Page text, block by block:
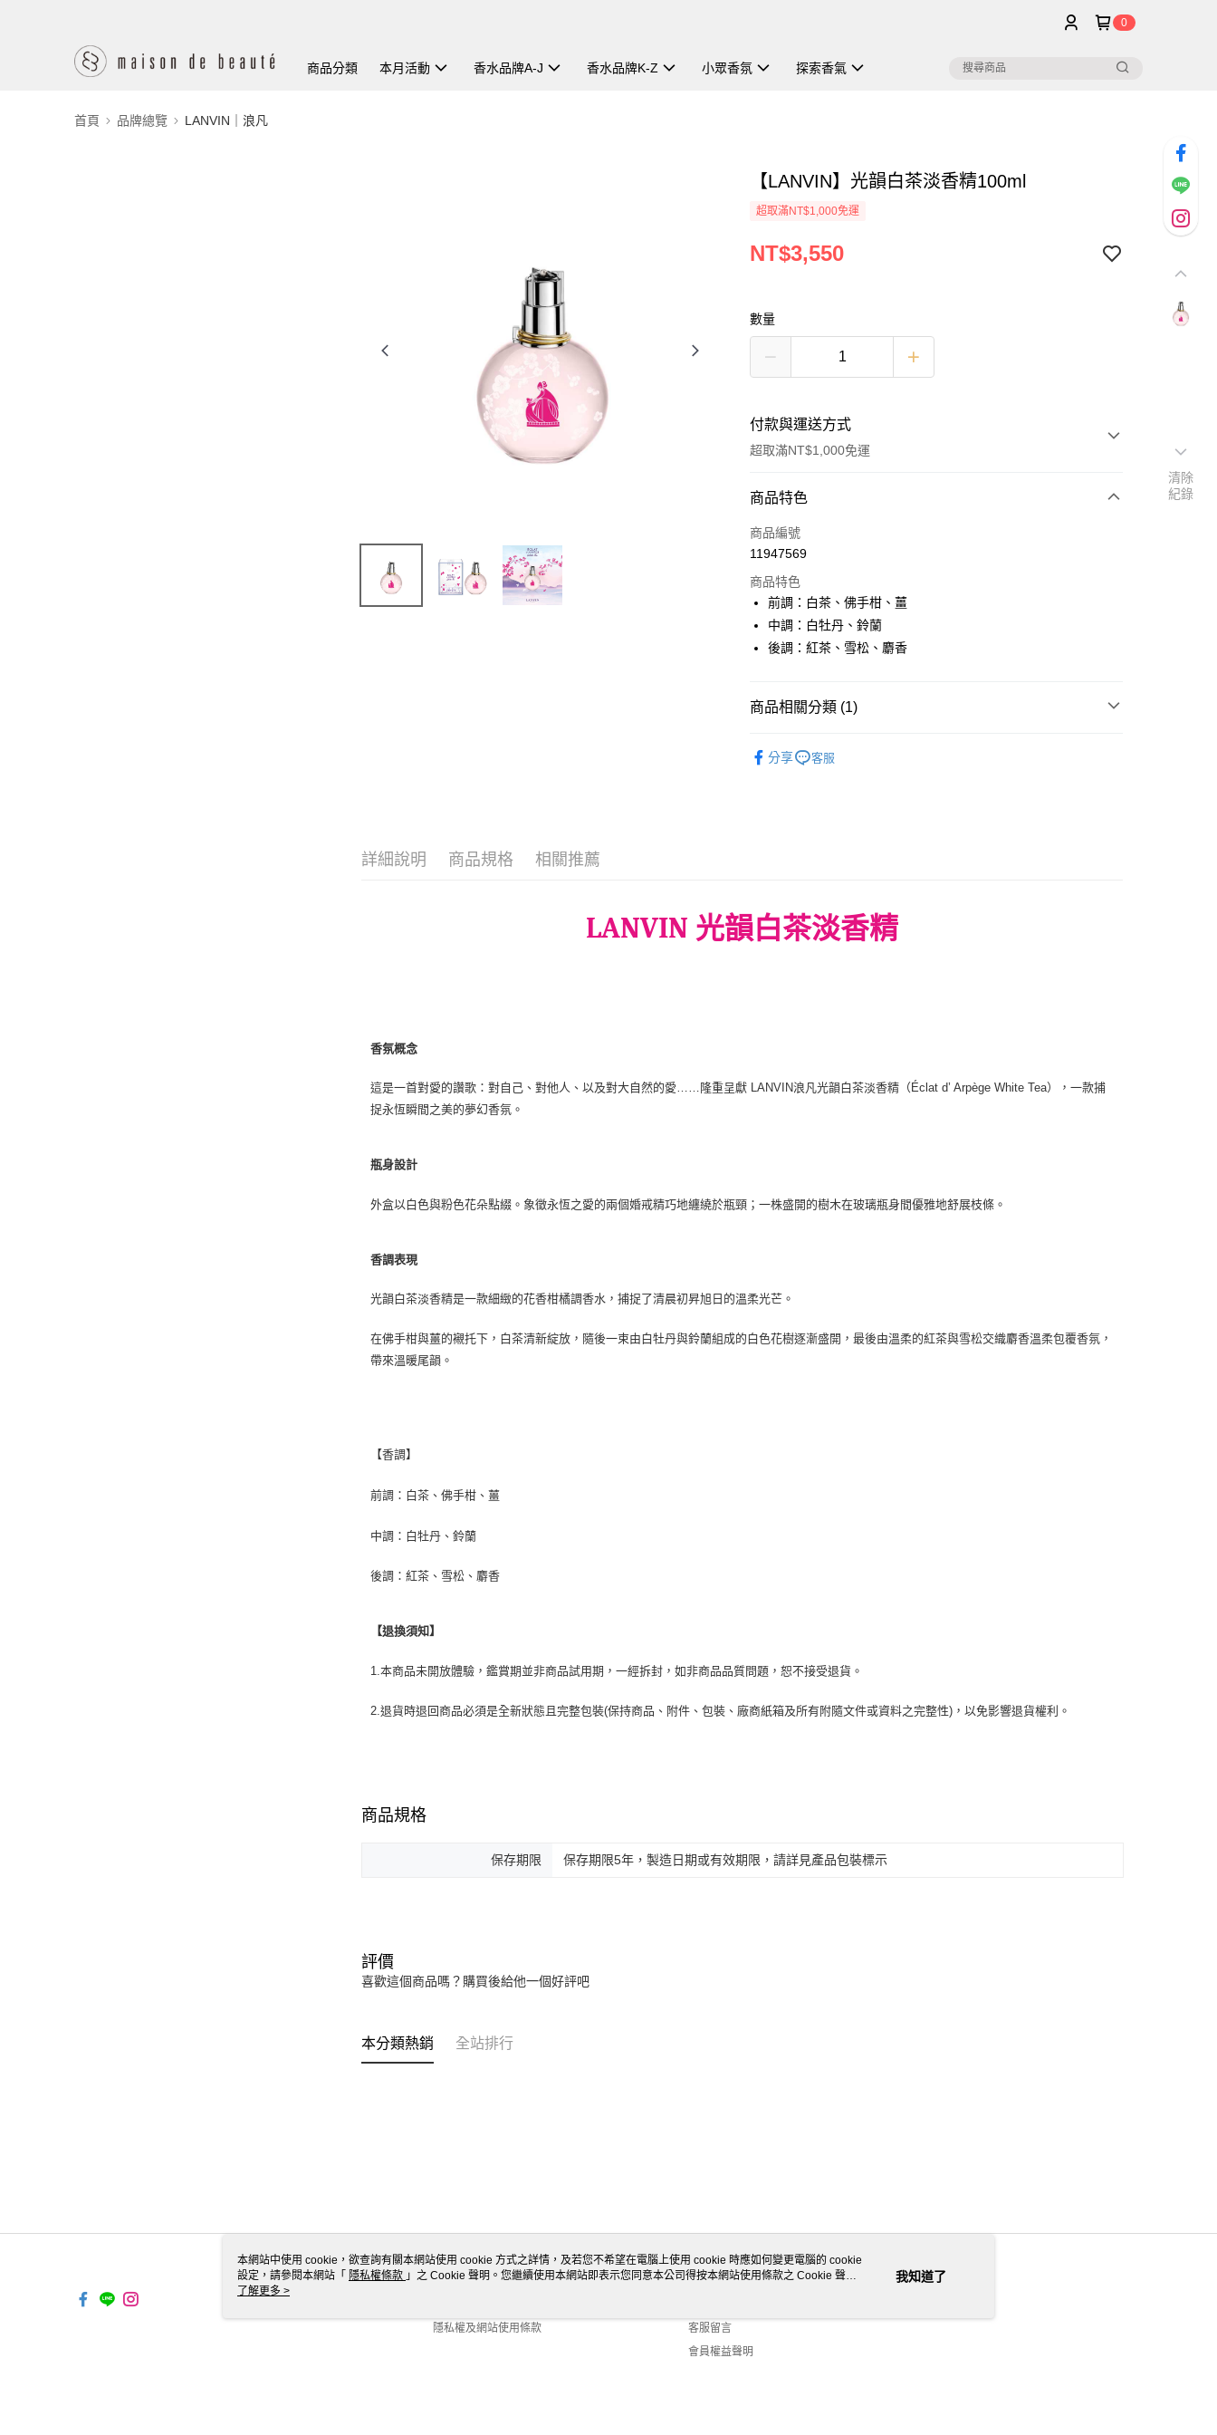
0
商品分類 本月活動 香水品牌A-J 香水品牌K-Z 小眾香氛 探索香氣
首頁 品牌總覽 LANVIN｜浪凡
【LANVIN】光韻白茶淡香精100ml
超取滿NT$1,000免運
NT$3,550
數量
付款與運送方式
超取滿NT$1,000免運
付款方式
信用卡一次付款
運送方式
付款後全家取貨
付款後萊爾富取貨
商品特色
商品編號
11947569
商品特色
前調：白茶、佛手柑、薑
中調：白牡丹、鈴蘭
後調：紅茶、雪松、麝香
商品相關分類 (1)
分享
客服
詳細說明 商品規格 相關推薦
LANVIN 光韻白茶淡香精
香氛概念
這是一首對愛的讚歌：對自己、對他人、以及對大自然的愛……隆重呈獻 LANVIN浪凡光韻白茶淡香精（Éclat d’ Arpège White Tea），一款捕
捉永恆瞬間之美的夢幻香氛。
瓶身設計
外盒以白色與粉色花朵點綴。象徵永恆之愛的兩個婚戒精巧地纏繞於瓶頸；一株盛開的樹木在玻璃瓶身間優雅地舒展枝條。
香調表現
光韻白茶淡香精是一款細緻的花香柑橘調香水，捕捉了清晨初昇旭日的溫柔光芒。
在佛手柑與薑的襯托下，白茶清新綻放，隨後一束由白牡丹與鈴蘭組成的白色花樹逐漸盛開，最後由溫柔的紅茶與雪松交織麝香溫柔包覆香氛，
帶來溫暖尾韻。
【香調】
前調：白茶、佛手柑、薑
中調：白牡丹、鈴蘭
後調：紅茶、雪松、麝香
【退換須知】
1.本商品未開放體驗，鑑賞期並非商品試用期，一經拆封，如非商品品質問題，恕不接受退貨。
2.退貨時退回商品必須是全新狀態且完整包裝(保持商品、附件、包裝、廠商紙箱及所有附隨文件或資料之完整性)，以免影響退貨權利。
商品規格
保存期限 保存期限5年，製造日期或有效期限，請詳見產品包裝標示
評價
喜歡這個商品嗎？購買後給他一個好評吧
本分類熱銷 全站排行
關於我們
隱私權及網站使用條款
客服資訊
客服留言
會員權益聲明
清除
紀錄
本網站中使用 cookie，欲查詢有關本網站使用 cookie 方式之詳情，及若您不希望在電腦上使用 cookie 時應如何變更電腦的 cookie
設定，請參閱本網站「 隱私權條款 」之 Cookie 聲明。您繼續使用本網站即表示您同意本公司得按本網站使用條款之 Cookie 聲明
使用 cookie。
了解更多 >
我知道了